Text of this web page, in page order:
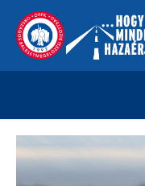
content
kreszvaltozas.hu